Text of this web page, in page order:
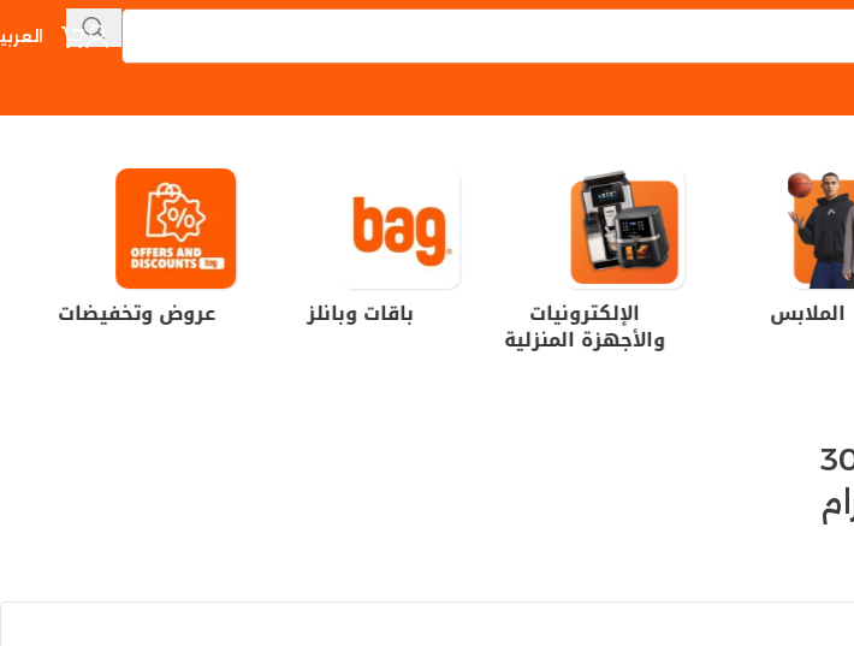
الملابس الإلكترونيات
والأجهزة المنزلية
باقات وبانلز عروض وتخفيضات
نكهة 300